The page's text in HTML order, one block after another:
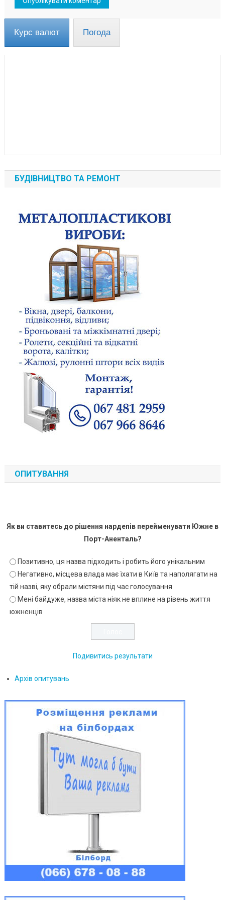
Курс валют Погода
БУДІВНИЦТВО ТА РЕМОНТ
ОПИТУВАННЯ
Як ви ставитесь до рішення нардепів перейменувати Южне в
Порт-Аненталь?
Позитивно, ця назва підходить і робить його унікальним
Негативно, місцева влада має їхати в Київ та наполягати на
тій назві, яку обрали містяни під час голосування
Мені байдуже, назва міста ніяк не вплине на рівень життя
южненців
Подивитись результати
Архів опитувань